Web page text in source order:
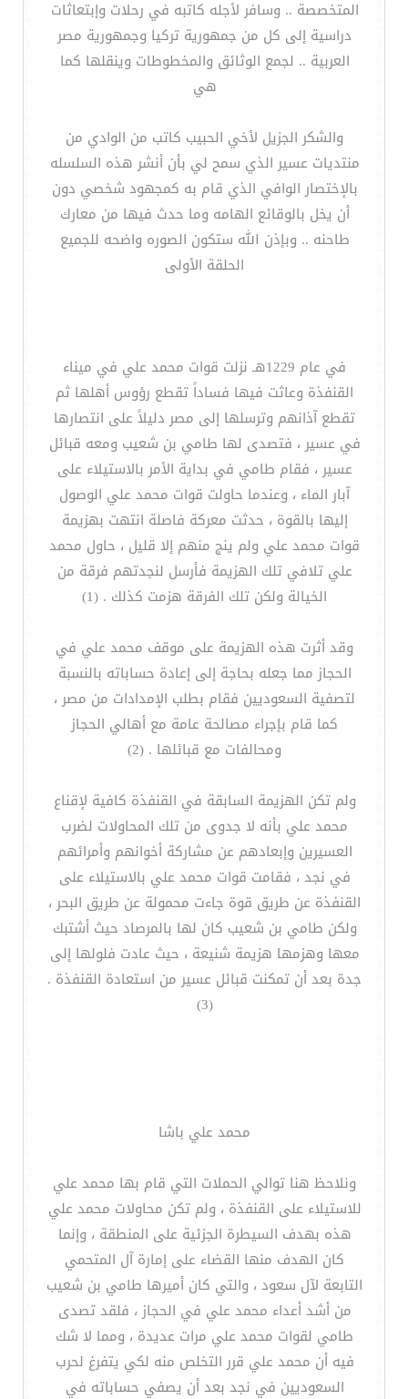
المتخصصة .. وسافر لأجله كاتبه في رحلات وإبتعاثات
دراسية إلى كل من جمهورية تركيا وجمهورية مصر
العربية .. لجمع الوثائق والمخطوطات وينقلها كما
هي
والشكر الجزيل لأخي الحبيب كاتب من الوادي من
منتديات عسير الذي سمح لي بأن أنشر هذه السلسله
بالإختصار الوافي الذي قام به كمجهود شخصي دون
أن يخل بالوقائع الهامه وما حدث فيها من معارك
طاحنه .. وبإذن الله ستكون الصوره واضحه للجميع
الحلقة الأولى
في عام 1229هـ نزلت قوات محمد علي في ميناء
القنفذة وعاثت فيها فساداً تقطع رؤوس أهلها ثم
تقطع آذانهم وترسلها إلى مصر دليلاً على انتصارها
في عسير ، فتصدى لها طامي بن شعيب ومعه قبائل
عسير ، فقام طامي في بداية الأمر بالاستيلاء على
آبار الماء ، وعندما حاولت قوات محمد علي الوصول
إليها بالقوة ، حدثت معركة فاصلة انتهت بهزيمة
قوات محمد علي ولم ينج منهم إلا قليل ، حاول محمد
علي تلافي تلك الهزيمة فأرسل لنجدتهم فرقة من
الخيالة ولكن تلك الفرقة هزمت كذلك . (1)
وقد أثرت هذه الهزيمة على موقف محمد علي في
الحجاز مما جعله بحاجة إلى إعادة حساباته بالنسبة
لتصفية السعوديين فقام بطلب الإمدادات من مصر ،
كما قام بإجراء مصالحة عامة مع أهالي الحجاز
ومحالفات مع قبائلها . (2)
ولم تكن الهزيمة السابقة في القنفذة كافية لإقناع
محمد علي بأنه لا جدوى من تلك المحاولات لضرب
العسيرين وإبعادهم عن مشاركة أخوانهم وأمرائهم
في نجد ، فقامت قوات محمد علي بالاستيلاء على
القنفذة عن طريق قوة جاءت محمولة عن طريق البحر ،
ولكن طامي بن شعيب كان لها بالمرصاد حيث أشتبك
معها وهزمها هزيمة شنيعة ، حيث عادت فلولها إلى
جدة بعد أن تمكنت قبائل عسير من استعادة القنفذة .
(3)
محمد علي باشا
ونلاحظ هنا توالي الحملات التي قام بها محمد علي
للاستيلاء على القنفذة ، ولم تكن محاولات محمد علي
هذه بهدف السيطرة الجزئية على المنطقة ، وإنما
كان الهدف منها القضاء على إمارة آل المتحمي
التابعة لآل سعود ، والتي كان أميرها طامي بن شعيب
من أشد أعداء محمد علي في الحجاز ، فلقد تصدى
طامي لقوات محمد علي مرات عديدة ، ومما لا شك
فيه أن محمد علي قرر التخلص منه لكي يتفرغ لحرب
السعوديين في نجد بعد أن يصفي حساباته في